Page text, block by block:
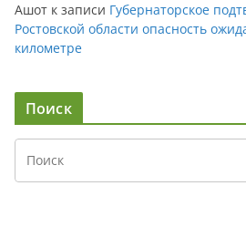
Ашот к записи Губернаторское
Ростовской области опасность
километре
Поиск